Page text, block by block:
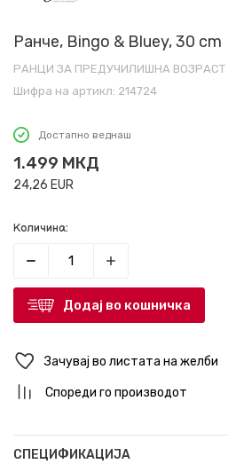
Ранче, Bingo & Bluey, 30 cm
РАНЦИ ЗА ПРЕДУЧИЛИШНА ВОЗРАСТ
Шифра на артикл: 214724
Достапно веднаш
1.499 МКД
24,26 EUR
Количина:
Додај во кошничка
Зачувај во листата на желби
Спореди го производот
СПЕЦИФИКАЦИЈА